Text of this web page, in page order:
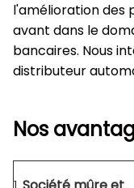
l'amélioration des
avant dans le
bancaires. Nous
distributeur
Nos